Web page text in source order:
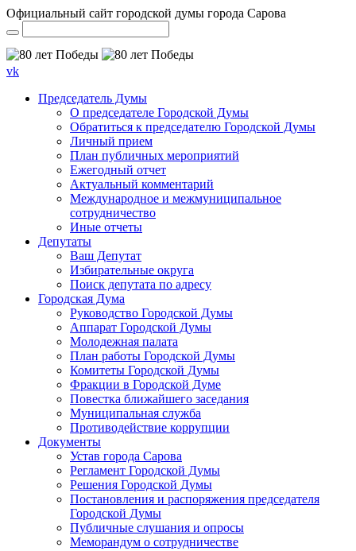
Официальный сайт городской думы города Сарова
vk
Председатель Думы
О председателе Городской Думы
Обратиться к председателю Городской Думы
Личный прием
План публичных мероприятий
Ежегодный отчет
Актуальный комментарий
Международное и межмуниципальное
сотрудничество
Иные отчеты
Депутаты
Ваш Депутат
Избирательные округа
Поиск депутата по адресу
Городская Дума
Руководство Городской Думы
Аппарат Городской Думы
Молодежная палата
План работы Городской Думы
Комитеты Городской Думы
Фракции в Городской Думе
Повестка ближайшего заседания
Муниципальная служба
Противодействие коррупции
Документы
Устав города Сарова
Регламент Городской Думы
Решения Городской Думы
Постановления и распоряжения председателя
Городской Думы
Публичные слушания и опросы
Меморандум о сотрудничестве